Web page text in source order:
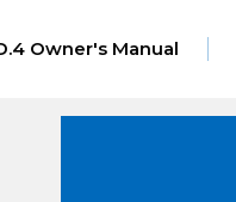
Owner's Manual